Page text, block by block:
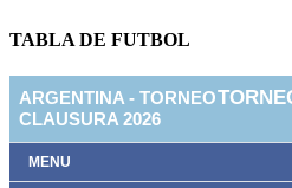
TABLA DE FUTBOL